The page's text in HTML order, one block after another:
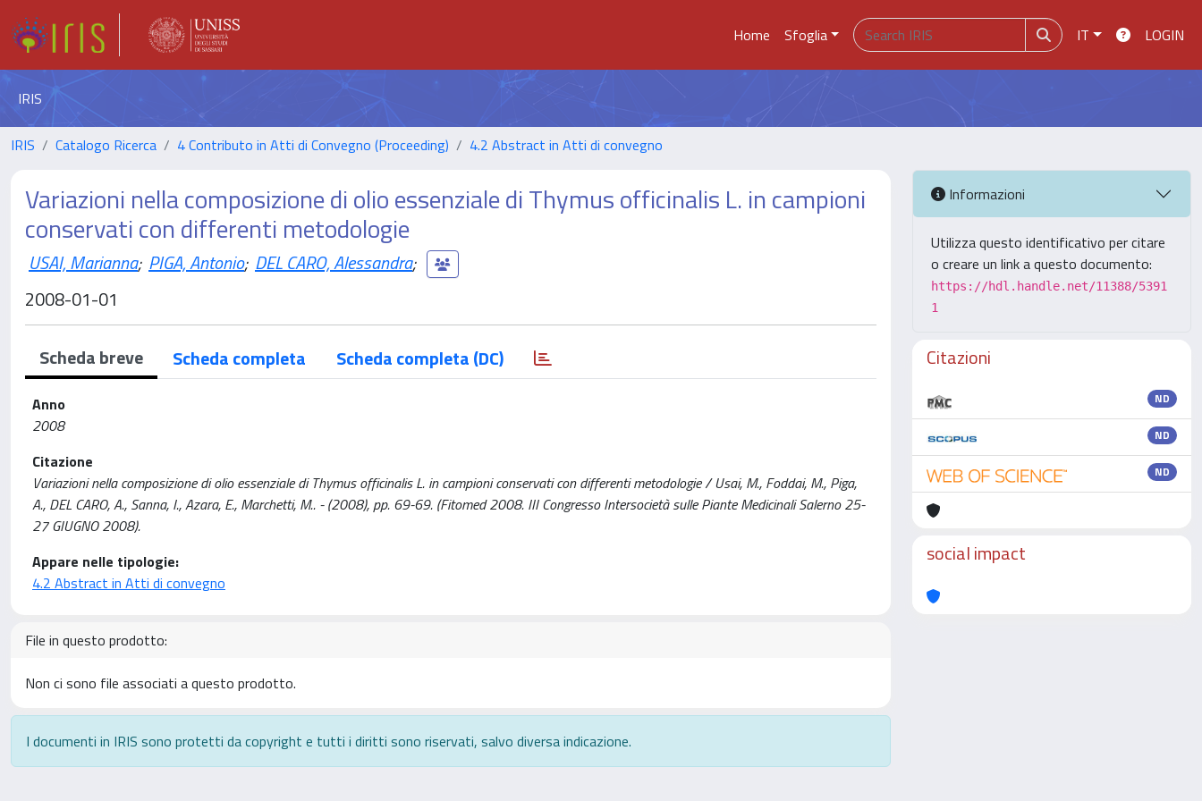
Home Sfoglia IT LOGIN
IRIS
IRIS Catalogo Ricerca 4 Contributo in Atti di Convegno (Proceeding) 4.2 Abstract in Atti di convegno
Variazioni nella composizione di olio essenziale di Thymus officinalis L. in campioni
conservati con differenti metodologie
USAI, Marianna; PIGA, Antonio; DEL CARO, Alessandra;
2008-01-01
Scheda breve Scheda completa Scheda completa (DC)
Anno
2008
Citazione
Variazioni nella composizione di olio essenziale di Thymus officinalis L. in campioni conservati con differenti metodologie / Usai, M., Foddai, M., Piga,
A., DEL CARO, A., Sanna, I., Azara, E., Marchetti, M.. - (2008), pp. 69-69. (Fitomed 2008. III Congresso Intersocietà sulle Piante Medicinali Salerno 25-
27 GIUGNO 2008).
Appare nelle tipologie:
4.2 Abstract in Atti di convegno
File in questo prodotto:
Non ci sono file associati a questo prodotto.
I documenti in IRIS sono protetti da copyright e tutti i diritti sono riservati, salvo diversa indicazione.
Informazioni
Utilizza questo identificativo per citare
o creare un link a questo documento:
https://hdl.handle.net/11388/5391
1
Citazioni
ND
ND
ND
social impact